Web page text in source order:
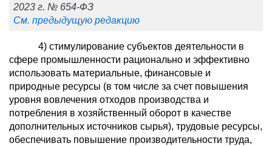
2023 г. № 654-ФЗ
См. предыдущую редакцию
4) стимулирование субъектов деятельности в
сфере промышленности рационально и эффективно
использовать материальные, финансовые и
природные ресурсы (в том числе за счет повышения
уровня вовлечения отходов производства и
потребления в хозяйственный оборот в качестве
дополнительных источников сырья), трудовые ресурсы,
обеспечивать повышение производительности труда,